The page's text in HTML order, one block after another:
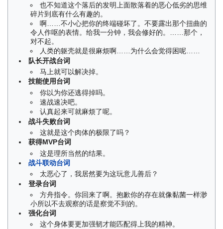
也不知道这个落后的发明上面散落着的恶心低劣的思维
碎片到底有什么有趣的。
啊……不小心把你的终端碰坏了。不要露出那个扭曲的
令人作呕的表情。给我一分钟，我会修好的。……那个，
对不起。
人类的躯壳就是很麻烦啊……为什么会觉得困呢……
队长开战台词
马上就可以解决掉。
技能使用台词
你以为你还逃得掉吗。
速战速决吧。
认真起来可就麻烦了呢。
战斗失败台词
这就是这个肉体的极限了吗？
获得MVP台词
这是理所当然的结果。
战斗联动台词
太恶心了，我居然要为这玩意儿善后？
登录台词
方舟指令。你回来了啊。抱歉你的存在就像黏菌一样渺
小所以不去观察的话是察觉不到的。
强化台词
这个身体要更加强韧才能匹配得上我的精神。